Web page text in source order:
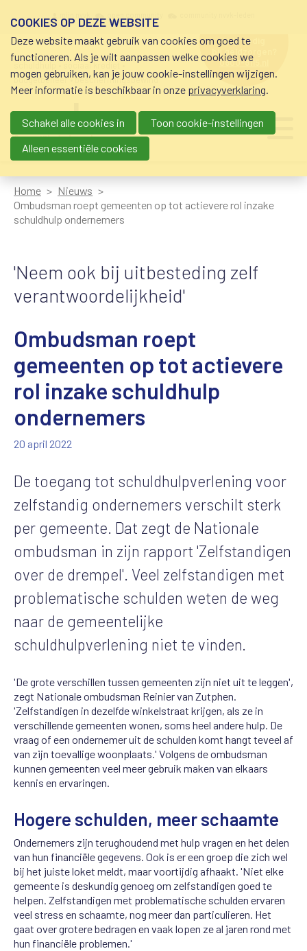
schuldhulp • sociaal krediet •
budgetbeheer • beschermingsbewind
hulp nodig
bij geldzorgen?
0800-8115.nl
Main navigation
Home
Nieuws
Ombudsman roept gemeenten op tot actievere rol inzake
schuldhulp ondernemers
'Neem ook bij uitbesteding zelf
verantwoordelijkheid'
Ombudsman roept
gemeenten op tot actievere
rol inzake schuldhulp
ondernemers
20 april 2022
De toegang tot schuldhulpverlening voor
zelfstandig ondernemers verschilt sterk
per gemeente. Dat zegt de Nationale
ombudsman in zijn rapport 'Zelfstandigen
over de drempel'. Veel zelfstandigen met
problematische schulden weten de weg
naar de gemeentelijke
schuldhulpverlening niet te vinden.
'De grote verschillen tussen gemeenten zijn niet uit te leggen',
zegt Nationale ombudsman Reinier van Zutphen.
'Zelfstandigen in dezelfde winkelstraat krijgen, als ze in
verschillende gemeenten wonen, soms heel andere hulp. De
vraag of een ondernemer uit de schulden komt hangt teveel af
van zijn toevallige woonplaats.' Volgens de ombudsman
kunnen gemeenten veel meer gebruik maken van elkaars
kennis en ervaringen.
Hogere schulden, meer schaamte
Ondernemers zijn terughoudend met hulp vragen en het delen
van hun financiële gegevens. Ook is er een groep die zich wel
bij het juiste loket meldt, maar voortijdig afhaakt. 'Niet elke
gemeente is deskundig genoeg om zelfstandigen goed te
helpen. Zelfstandigen met problematische schulden ervaren
veel stress en schaamte, nog meer dan particulieren. Het
gaat over grotere bedragen en vaak lopen ze al jaren rond met
hun financiële problemen.'
COOKIES OP DEZE WEBSITE
Deze website maakt gebruik van cookies om goed te
functioneren. Als je wilt aanpassen welke cookies we
mogen gebruiken, kan je jouw cookie-instellingen wijzigen.
Meer informatie is beschikbaar in onze privacyverklaring.
Schakel alle cookies in
Toon cookie-instellingen
Alleen essentiële cookies